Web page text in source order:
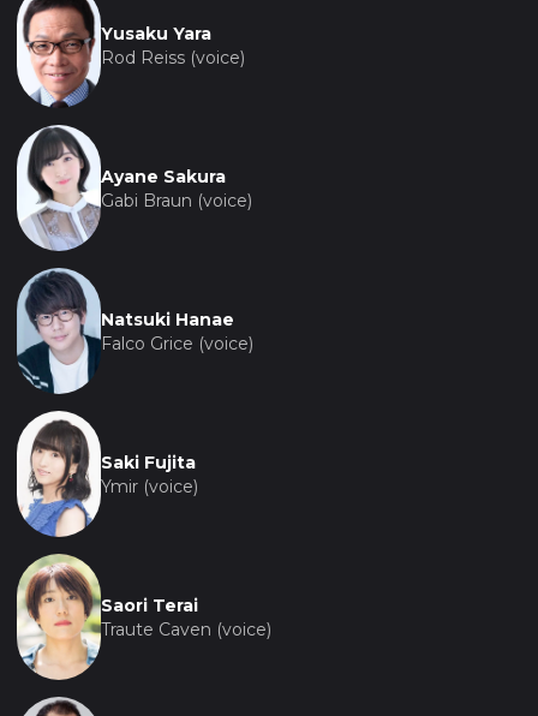
Yusaku Yara
Rod Reiss (voice)
Ayane Sakura
Gabi Braun (voice)
Natsuki Hanae
Falco Grice (voice)
Saki Fujita
Ymir (voice)
Saori Terai
Traute Caven (voice)